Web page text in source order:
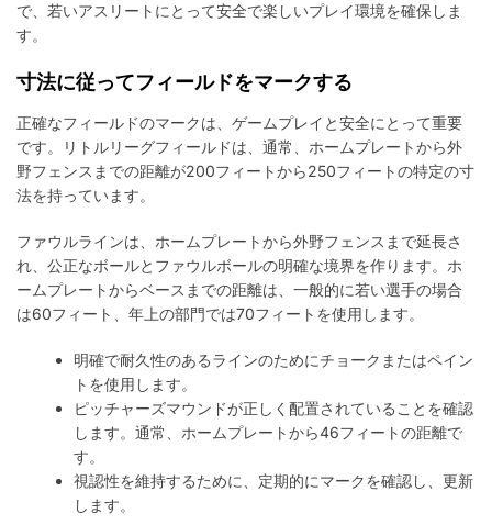
で、若いアスリートにとって安全で楽しいプレイ環境を確保しま
す。
寸法に従ってフィールドをマークする
正確なフィールドのマークは、ゲームプレイと安全にとって重要
です。リトルリーグフィールドは、通常、ホームプレートから外
野フェンスまでの距離が200フィートから250フィートの特定の寸
法を持っています。
ファウルラインは、ホームプレートから外野フェンスまで延長さ
れ、公正なボールとファウルボールの明確な境界を作ります。ホ
ームプレートからベースまでの距離は、一般的に若い選手の場合
は60フィート、年上の部門では70フィートを使用します。
明確で耐久性のあるラインのためにチョークまたはペイン
トを使用します。
ピッチャーズマウンドが正しく配置されていることを確認
します。通常、ホームプレートから46フィートの距離で
す。
視認性を維持するために、定期的にマークを確認し、更新
します。